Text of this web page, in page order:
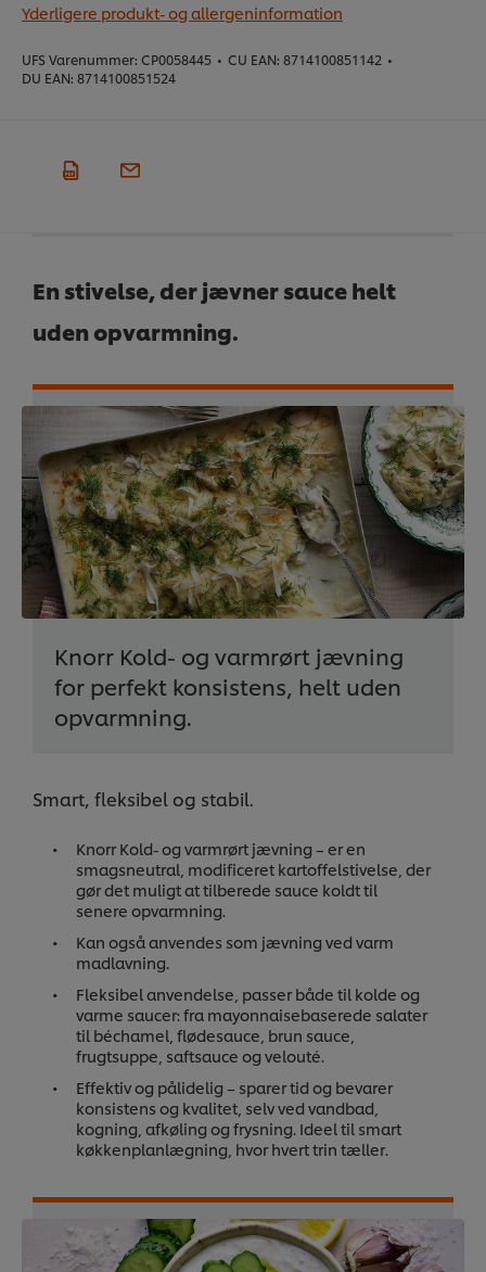
Yderligere produkt- og allergeninformation
UFS Varenummer: CP0058445 • CU EAN: 8714100851142 •
DU EAN: 8714100851524
En stivelse, der jævner sauce helt
uden opvarmning.
Knorr Kold- og varmrørt jævning
for perfekt konsistens, helt uden
opvarmning.
Smart, fleksibel og stabil.
Knorr Kold- og varmrørt jævning – er en
smagsneutral, modificeret kartoffelstivelse, der
gør det muligt at tilberede sauce koldt til
senere opvarmning.
Kan også anvendes som jævning ved varm
madlavning.
Fleksibel anvendelse, passer både til kolde og
varme saucer: fra mayonnaisebaserede salater
til béchamel, flødesauce, brun sauce,
frugtsuppe, saftsauce og velouté.
Effektiv og pålidelig – sparer tid og bevarer
konsistens og kvalitet, selv ved vandbad,
kogning, afkøling og frysning. Ideel til smart
køkkenplanlægning, hvor hvert trin tæller.